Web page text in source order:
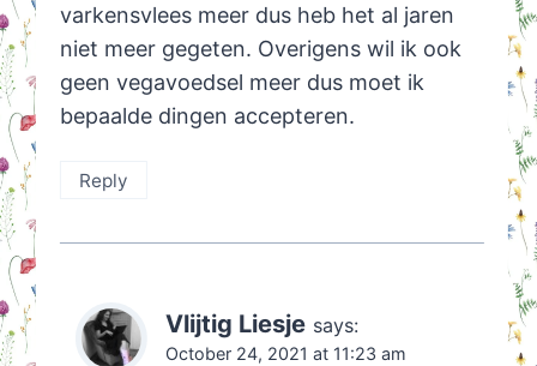
varkensvlees meer dus heb het al jaren
niet meer gegeten. Overigens wil ik ook
geen vegavoedsel meer dus moet ik
bepaalde dingen accepteren.
Reply
Vlijtig Liesje says:
October 24, 2021 at 11:23 am